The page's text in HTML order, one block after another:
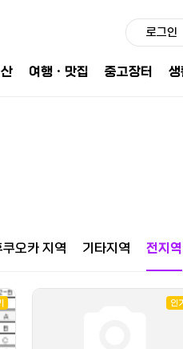
로그인
여행ㆍ맛집 중고장터
쿠오카 지역 기타지역 전지역
인